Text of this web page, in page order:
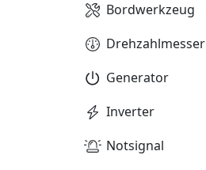
Bordwerkzeug
Drehzahlmesser
Generator
Inverter
Notsignal